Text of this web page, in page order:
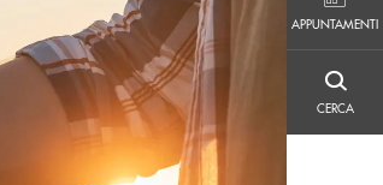
APPUNTAMENTI
APPUNTAMENTI
CERCA
CERCA